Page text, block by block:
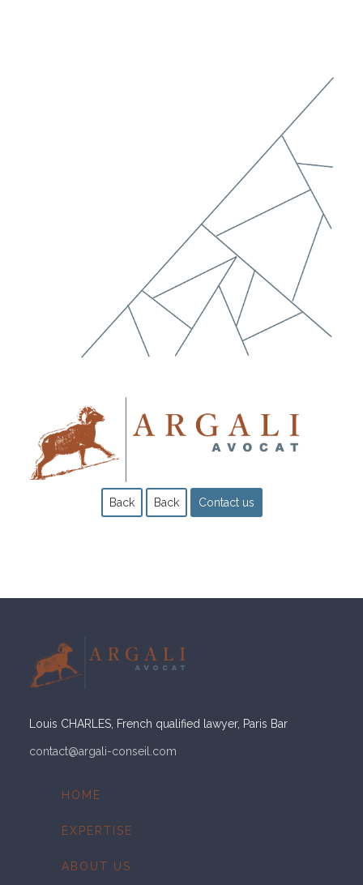
Back Back Contact us
Louis CHARLES, French qualified lawyer, Paris Bar
contact@argali-conseil.com
content
HOME
EXPERTISE
ABOUT US